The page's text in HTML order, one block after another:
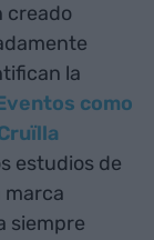
creado
la
como
estudios de
marca
siempre